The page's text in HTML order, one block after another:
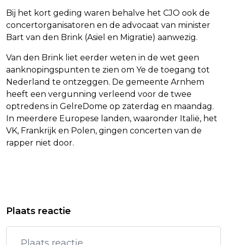
Bij het kort geding waren behalve het CJO ook de
concertorganisatoren en de advocaat van minister
Bart van den Brink (Asiel en Migratie) aanwezig.
Van den Brink liet eerder weten in de wet geen
aanknopingspunten te zien om Ye de toegang tot
Nederland te ontzeggen. De gemeente Arnhem
heeft een vergunning verleend voor de twee
optredens in GelreDome op zaterdag en maandag.
In meerdere Europese landen, waaronder Italië, het
VK, Frankrijk en Polen, gingen concerten van de
rapper niet door.
EBOLA IN AFRIKA
MAN KRIJGT 2 JAAR
CONTACTVERBOD VOOR BRIEF AAN
Plaats reactie